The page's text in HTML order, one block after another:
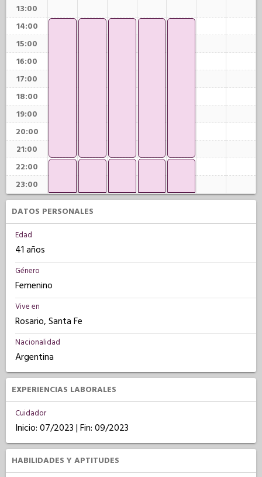
13:00
14:00
15:00
16:00
17:00
18:00
19:00
20:00
21:00
22:00
23:00
DATOS PERSONALES
Edad
41 años
Género
Femenino
Vive en
Rosario, Santa Fe
Nacionalidad
Argentina
EXPERIENCIAS LABORALES
Cuidador
Inicio: 07/2023 | Fin: 09/2023
HABILIDADES Y APTITUDES